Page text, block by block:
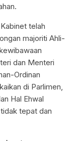
telah
majoriti Ahli-
dan Menteri
Ordinan
di Parlimen,
Hal Ehwal
tepat dan